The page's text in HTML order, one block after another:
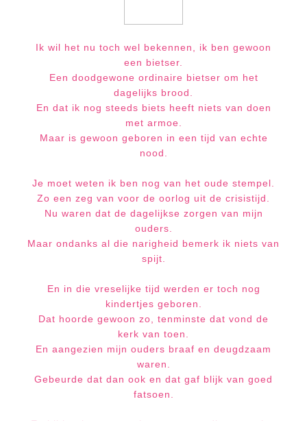
Ik wil het nu toch wel bekennen, ik ben gewoon
een bietser.
Een doodgewone ordinaire bietser om het
dagelijks brood.
En dat ik nog steeds biets heeft niets van doen
met armoe.
Maar is gewoon geboren in een tijd van echte
nood.
Je moet weten ik ben nog van het oude stempel.
Zo een zeg van voor de oorlog uit de crisistijd.
Nu waren dat de dagelijkse zorgen van mijn
ouders.
Maar ondanks al die narigheid bemerk ik niets van
spijt.
En in die vreselijke tijd werden er toch nog
kindertjes geboren.
Dat hoorde gewoon zo, tenminste dat vond de
kerk van toen.
En aangezien mijn ouders braaf en deugdzaam
waren.
Gebeurde dat dan ook en dat gaf blijk van goed
fatsoen.